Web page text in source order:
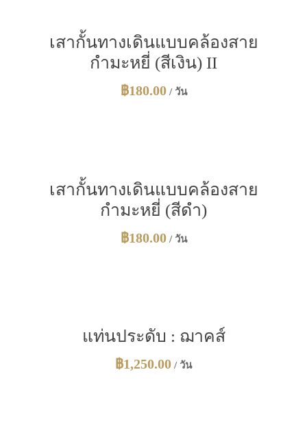
เสากั้นทางเดินแบบคล้องสาย
กำมะหยี่ (สีเงิน) II
฿180.00/ วัน
เสากั้นทางเดินแบบคล้องสาย
กำมะหยี่ (สีดำ)
฿180.00/ วัน
แท่นประดับ : ฌาคส์
฿1,250.00 / วัน